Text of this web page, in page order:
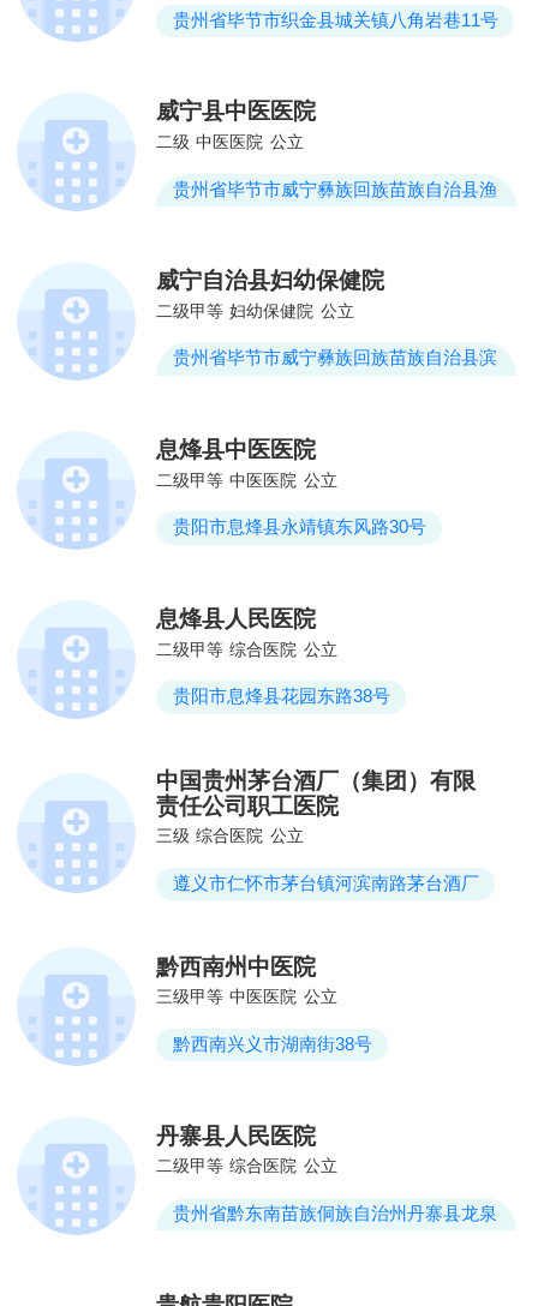
贵州省毕节市织金县城关镇八角岩巷11号
威宁县中医医院
二级 中医医院 公立
贵州省毕节市威宁彝族回族苗族自治县渔
威宁自治县妇幼保健院
二级甲等 妇幼保健院 公立
贵州省毕节市威宁彝族回族苗族自治县滨
息烽县中医医院
二级甲等 中医医院 公立
贵阳市息烽县永靖镇东风路30号
息烽县人民医院
二级甲等 综合医院 公立
贵阳市息烽县花园东路38号
中国贵州茅台酒厂（集团）有限
责任公司职工医院
三级 综合医院 公立
遵义市仁怀市茅台镇河滨南路茅台酒厂
黔西南州中医院
三级甲等 中医医院 公立
黔西南兴义市湖南街38号
丹寨县人民医院
二级甲等 综合医院 公立
贵州省黔东南苗族侗族自治州丹寨县龙泉